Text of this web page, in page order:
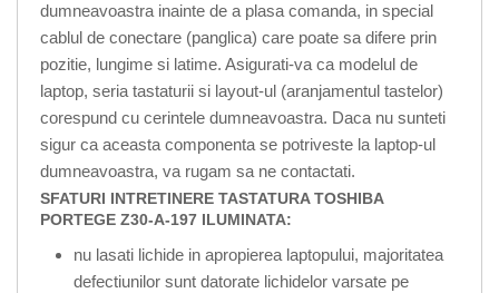
dumneavoastra inainte de a plasa comanda, in special
cablul de conectare (panglica) care poate sa difere prin
pozitie, lungime si latime. Asigurati-va ca modelul de
laptop, seria tastaturii si layout-ul (aranjamentul tastelor)
corespund cu cerintele dumneavoastra. Daca nu sunteti
sigur ca aceasta componenta se potriveste la laptop-ul
dumneavoastra, va rugam sa ne contactati.
SFATURI INTRETINERE TASTATURA TOSHIBA
PORTEGE Z30-A-197 ILUMINATA:
nu lasati lichide in apropierea laptopului, majoritatea
defectiunilor sunt datorate lichidelor varsate pe